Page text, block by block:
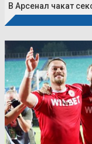
В Арсенал чакат